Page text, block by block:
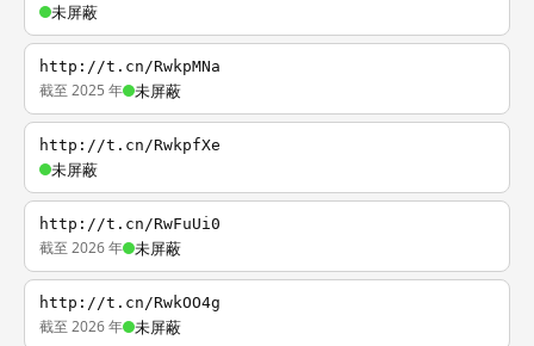
未屏蔽
http://t.cn/RwkpMNa
截至 2025 年 未屏蔽
http://t.cn/RwkpfXe
未屏蔽
http://t.cn/RwFuUi0
截至 2026 年 未屏蔽
http://t.cn/RwkOO4g
截至 2026 年 未屏蔽